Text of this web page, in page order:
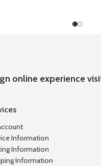
online experience
Information
Information
Information